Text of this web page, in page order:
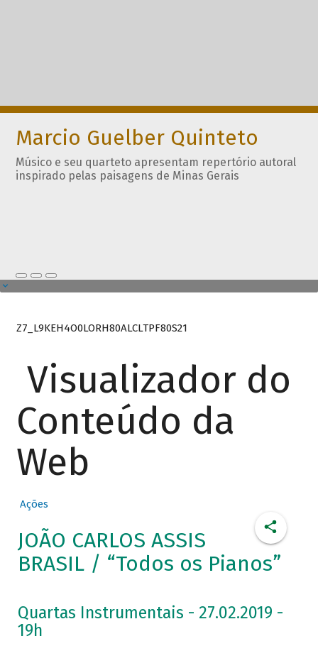
Marcio Guelber Quinteto
Músico e seu quarteto apresentam repertório autoral
inspirado pelas paisagens de Minas Gerais
Z7_L9KEH4O0LORH80ALCLTPF80S21
Visualizador do
Conteúdo da
Web
Ações
JOÃO CARLOS ASSIS
BRASIL / “Todos os Pianos”
Quartas Instrumentais - 27.02.2019 -
19h